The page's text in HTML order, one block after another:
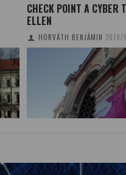
CHECK POINT A CYBER
ELLEN
HORVÁTH BENJÁMIN 2019/